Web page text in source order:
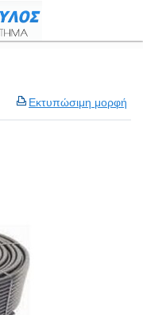
Εκτυπώσιμη μορφή